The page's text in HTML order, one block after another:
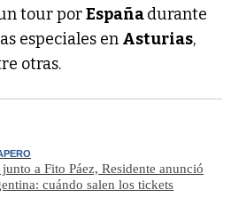
tour porEspañadurante
especiales en Asturias,
otras.
a Fito Páez, Residente anunció
cuándo salen los tickets